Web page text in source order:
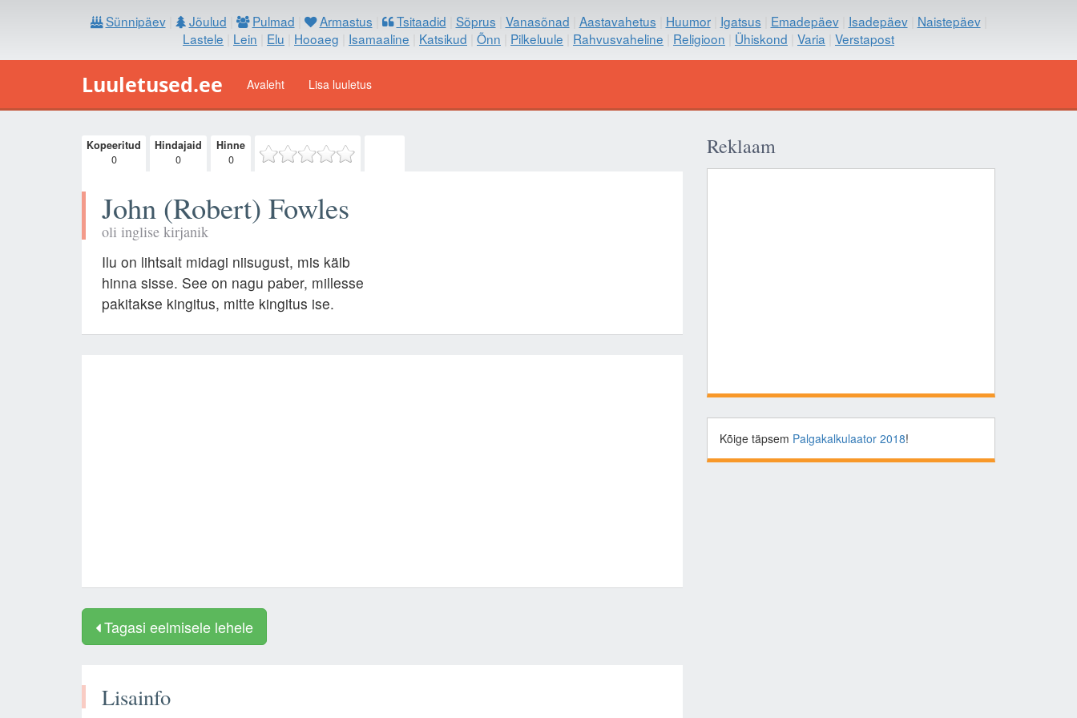
Sünnipäev| Jõulud Pulmad Armastus Tsitaadid Sõprus Vanasõnad Aastavahetus Huumor| Igatsus Emadepäev| Isadepäev| Naistepäev|
Lastele
Lein Elu Hooaeg Isamaaline Katsikud Õnn Pilkeluule Rahvusvaheline Religioon Ühiskond Varia Verstapost
Luuletused.ee Avaleht Lisa luuletus
Kopeeritud
0
Hindajaid
0
Hinne
0
John (Robert) Fowles
oli inglise kirjanik
Ilu on lihtsalt midagi niisugust, mis käib
hinna sisse. See on nagu paber, millesse
pakitakse kingitus, mitte kingitus ise.
Tagasi eelmisele lehele
Lisainfo
Reklaam
Kõige täpsem Palgakalkulaator 2018!